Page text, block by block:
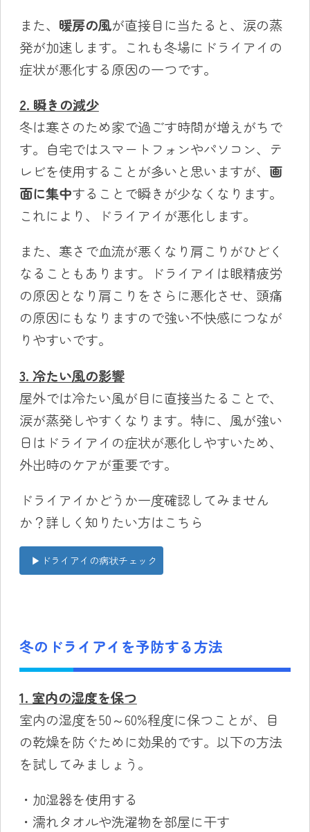
また、 暖房の風が直接目に当たると、涙の蒸
発が加速します。これも冬場にドライアイの
症状が悪化する原因の一つです。
2. 瞬きの減少
冬は寒さのため家で過ごす時間が増えがちで
す。自宅ではスマートフォンやパソコン、テ
レビを使用することが多いと思いますが、 画
面に集中することで瞬きが少なくなります。
これにより、ドライアイが悪化します。
また、寒さで血流が悪くなり肩こりがひどく
なることもあります。ドライアイは眼精疲労
の原因となり肩こりをさらに悪化させ、頭痛
の原因にもなりますので強い不快感につなが
りやすいです。
3. 冷たい風の影響
屋外では冷たい風が目に直接当たることで、
涙が蒸発しやすくなります。特に、風が強い
日はドライアイの症状が悪化しやすいため、
外出時のケアが重要です。
ドライアイかどうか一度確認してみません
か？詳しく知りたい方はこちら
▶︎ドライアイの病状チェック
冬のドライアイを予防する方法
1. 室内の湿度を保つ
室内の湿度を50～60%程度に保つことが、目
の乾燥を防ぐために効果的です。以下の方法
を試してみましょう。
・加湿器を使用する
・濡れタオルや洗濯物を部屋に干す